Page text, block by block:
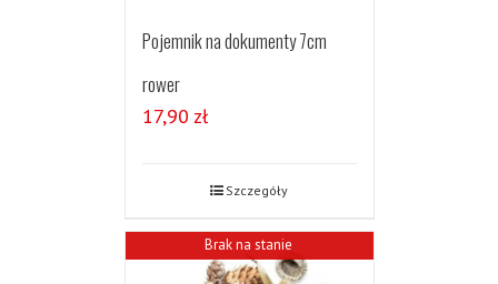
Pojemnik na dokumenty 7cm
rower
17,90 zł
Szczegóły
Brak na stanie